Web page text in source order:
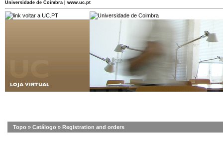
Universidade de Coimbra | www.uc.pt
Topo » Catálogo » Registration and orders